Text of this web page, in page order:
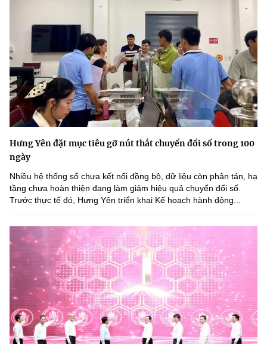
Hưng Yên đặt mục tiêu gỡ nút thắt chuyển đổi số trong 100
ngày
Nhiều hệ thống số chưa kết nối đồng bộ, dữ liệu còn phân tán, hạ
tầng chưa hoàn thiện đang làm giảm hiệu quả chuyển đổi số.
Trước thực tế đó, Hưng Yên triển khai Kế hoạch hành động...